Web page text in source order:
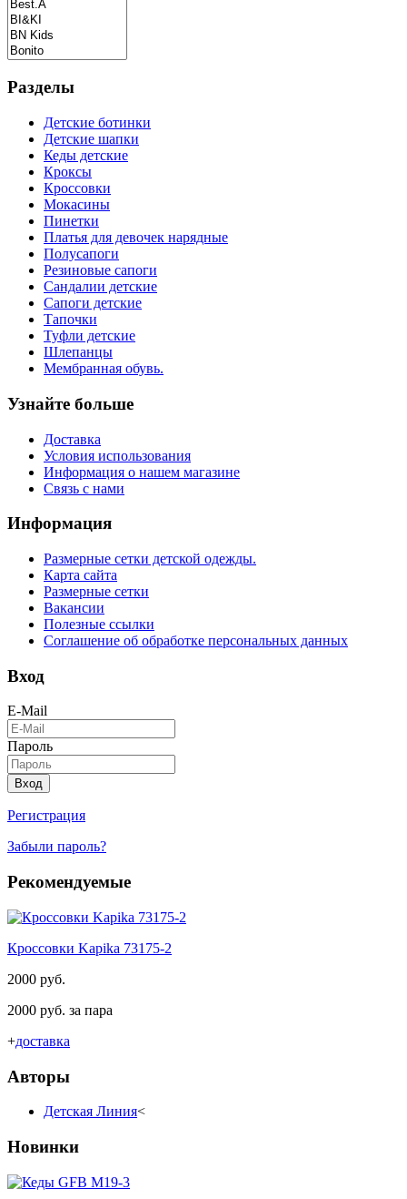
Разделы
Детские ботинки
Детские шапки
Кеды детские
Кроксы
Кроссовки
Мокасины
Пинетки
Платья для девочек нарядные
Полусапоги
Резиновые сапоги
Сандалии детские
Сапоги детские
Тапочки
Туфли детские
Шлепанцы
Мембранная обувь.
Узнайте больше
Доставка
Условия использования
Информация о нашем магазине
Связь с нами
Информация
Размерные сетки детской одежды.
Карта сайта
Размерные сетки
Вакансии
Полезные ссылки
Соглашение об обработке персональных данных
Вход
E-Mail
Пароль
Вход
Регистрация
Забыли пароль?
Рекомендуемые
Кроссовки Kapika 73175-2
2000 руб.
2000 руб. за пара
+доставка
Авторы
Детская Линия<
Новинки